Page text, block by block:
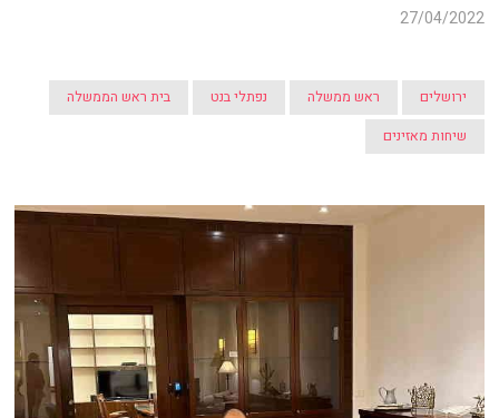
27/04/2022
ירושלים ראש ממשלה נפתלי בנט
בית ראש הממשלה
שיחות מאזינים